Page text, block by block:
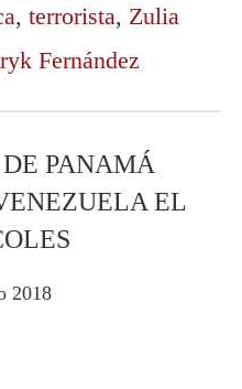
, terrorista, Zulia
Fernández
PANAMÁ
EL
2018